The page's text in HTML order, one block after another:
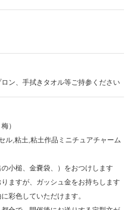
ン、手拭きタオル等ご持参ください
）
ル,粘土,粘土作品ミニチュアチャーム
の小槌、金嚢袋、）をおつけします
ますが、ガッシュ金をお持ちします
彩色していただけます。